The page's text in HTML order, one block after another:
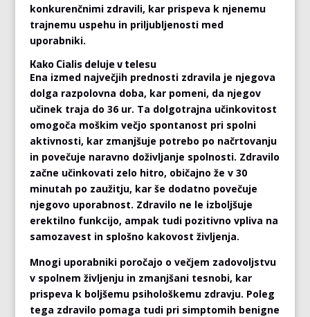
konkurenčnimi zdravili, kar prispeva k njenemu
trajnemu uspehu in priljubljenosti med
uporabniki.
Kako Cialis deluje v telesu
Ena izmed največjih prednosti zdravila je njegova
dolga razpolovna doba, kar pomeni, da njegov
učinek traja do 36 ur. Ta dolgotrajna učinkovitost
omogoča moškim večjo spontanost pri spolni
aktivnosti, kar zmanjšuje potrebo po načrtovanju
in povečuje naravno doživljanje spolnosti. Zdravilo
začne učinkovati zelo hitro, običajno že v 30
minutah po zaužitju, kar še dodatno povečuje
njegovo uporabnost. Zdravilo ne le izboljšuje
erektilno funkcijo, ampak tudi pozitivno vpliva na
samozavest in splošno kakovost življenja.
Mnogi uporabniki poročajo o večjem zadovoljstvu
v spolnem življenju in zmanjšani tesnobi, kar
prispeva k boljšemu psihološkemu zdravju. Poleg
tega zdravilo pomaga tudi pri simptomih benigne